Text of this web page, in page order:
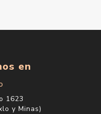
en
1623
y Minas)